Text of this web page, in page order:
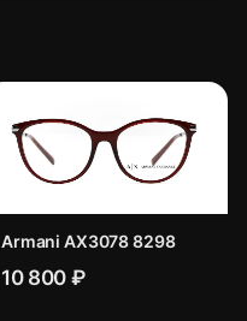
Armani AX3078 8298
10 800 ₽